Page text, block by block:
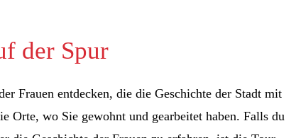
der Spur
Frauen entdecken, die die Geschichte der Stadt mit
Orte, wo Sie gewohnt und gearbeitet haben. Falls du